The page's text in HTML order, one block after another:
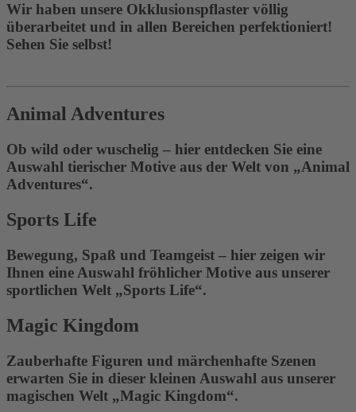
Wir haben unsere Okklusionspflaster völlig
überarbeitet und in allen Bereichen perfektioniert!
Sehen Sie selbst!
Animal Adventures
Ob wild oder wuschelig – hier entdecken Sie eine
Auswahl tierischer Motive aus der Welt von „Animal
Adventures“.
Sports Life
Bewegung, Spaß und Teamgeist – hier zeigen wir
Ihnen eine Auswahl fröhlicher Motive aus unserer
sportlichen Welt „Sports Life“.
Magic Kingdom
Zauberhafte Figuren und märchenhafte Szenen
erwarten Sie in dieser kleinen Auswahl aus unserer
magischen Welt „Magic Kingdom“.